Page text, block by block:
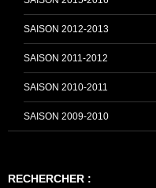
SAISON 2012-2013
SAISON 2011-2012
SAISON 2010-2011
SAISON 2009-2010
RECHERCHER :